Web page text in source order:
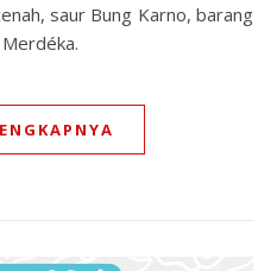
saur Bung Karno, barang